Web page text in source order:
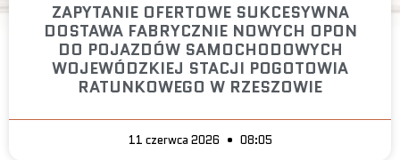
ZAPYTANIE OFERTOWE SUKCESYWNA
DOSTAWA FABRYCZNIE NOWYCH OPON
DO POJAZDÓW SAMOCHODOWYCH
WOJEWÓDZKIEJ STACJI POGOTOWIA
RATUNKOWEGO W RZESZOWIE
11 czerwca 2026 08:05